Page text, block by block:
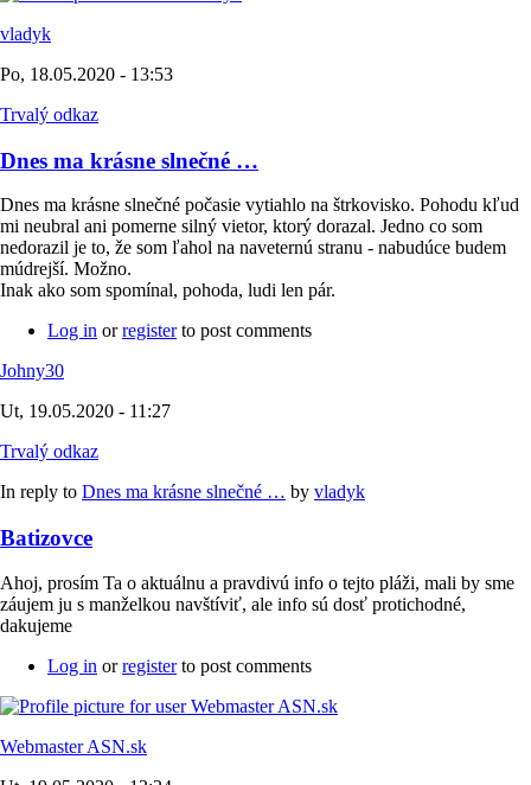
vladyk
Po, 18.05.2020 - 13:53
Trvalý odkaz
Dnes ma krásne slnečné …
Dnes ma krásne slnečné počasie vytiahlo na štrkovisko. Pohodu kľud
mi neubral ani pomerne silný vietor, ktorý dorazal. Jedno co som
nedorazil je to, že som ľahol na naveternú stranu - nabudúce budem
múdrejší. Možno.
Inak ako som spomínal, pohoda, ludi len pár.
Log in orregisterto post comments
Johny30
Ut, 19.05.2020 - 11:27
Trvalý odkaz
In reply to Dnes ma krásne slnečné … by vladyk
Batizovce
Ahoj, prosím Ta o aktuálnu a pravdivú info o tejto pláži, mali by sme
záujem ju s manželkou navštíviť, ale info sú dosť protichodné,
dakujeme
Log in orregisterto post comments
Webmaster ASN.sk